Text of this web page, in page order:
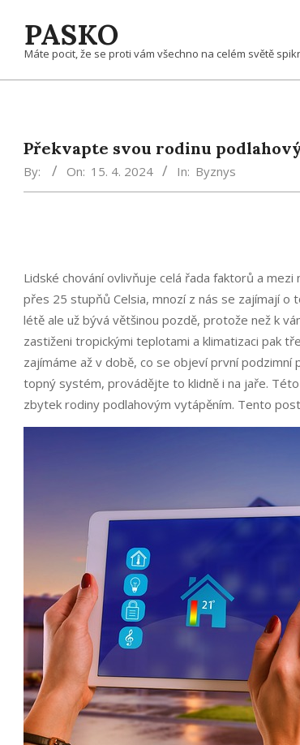
contentPASKO
Máte pocit, že se proti vám všechno na celém světě
Překvapte svou rodinu
By: On: 15. 4. 2024 In: Byznys
Lidské chování ovlivňuje celá řada faktorů a
přes 25 stupňů Celsia, mnozí z nás se zajímají o
létě ale už bývá většinou pozdě, protože než k
zastiženi tropickými teplotami a klimatizaci pak
zajímáme až v době, co se objeví první podzimní
topný systém, provádějte to klidně i na jaře.
zbytek rodiny podlahovým vytápěním. Tento